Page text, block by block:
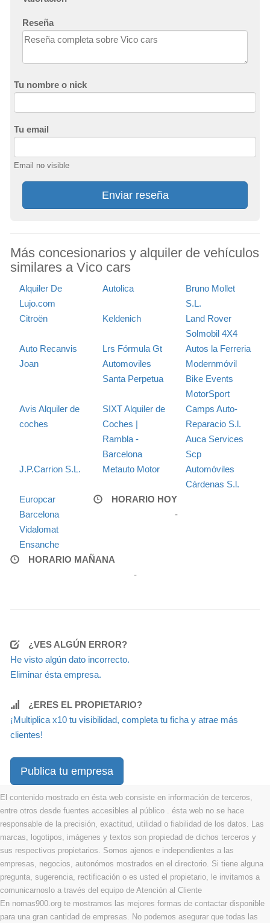
Reseña
Tu nombre o nick
Tu email
Email no visible
Enviar reseña
Más concesionarios y alquiler de vehículos
similares a Vico cars
Alquiler De
Lujo.com
Autolica
Bruno Mollet
S.L.
Citroën
Keldenich
Land Rover
Solmobil 4X4
Auto Recanvis
Joan
Lrs Fórmula Gt
Autos la Ferreria
Automoviles
Santa Perpetua
Modernmóvil
Bike Events
MotorSport
Avis Alquiler de
coches
SIXT Alquiler de
Coches |
Rambla -
Barcelona
Camps Auto-
Reparacio S.l.
Auca Services
Scp
J.P.Carrion S.L.
Metauto Motor
Automóviles
Cárdenas S.l.
Europcar
Barcelona
Vidalomat
Ensanche
HORARIO HOY
-
HORARIO MAÑANA
-
¿VES ALGÚN ERROR?
He visto algún dato incorrecto.
Eliminar ésta empresa.
¿ERES EL PROPIETARIO?
¡Multiplica x10 tu visibilidad, completa tu ficha y atrae más
clientes!
Publica tu empresa
El contenido mostrado en ésta web consiste en información de terceros,
entre otros desde fuentes accesibles al público . ésta web no se hace
responsable de la precisión, exactitud, utilidad o fiabilidad de los datos. Las
marcas, logotipos, imágenes y textos son propiedad de dichos terceros y
sus respectivos propietarios. Somos ajenos e independientes a las
empresas, negocios, autonómos mostrados en el directorio. Si tiene alguna
pregunta, sugerencia, rectificación o es usted el propietario, le invitamos a
comunicarnoslo a través del equipo de Atención al Cliente
En nomas900.org te mostramos las mejores formas de contactar disponible
para una gran cantidad de empresas. No podemos asegurar que todas las